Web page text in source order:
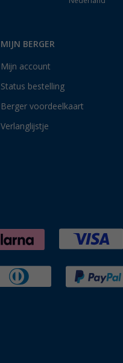
MIJN BERGER
Mijn account
Status bestelling
Berger voordeelkaart
Verlanglijstje